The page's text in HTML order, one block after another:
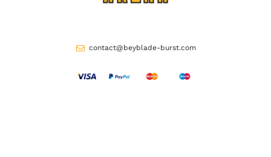
contact@beyblade-burst.com